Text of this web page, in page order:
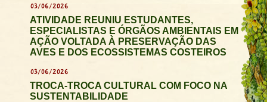
03/06/2026
ATIVIDADE REUNIU ESTUDANTES,
ESPECIALISTAS E ÓRGÃOS AMBIENTAIS EM
AÇÃO VOLTADA À PRESERVAÇÃO DAS
AVES E DOS ECOSSISTEMAS COSTEIROS
03/06/2026
TROCA-TROCA CULTURAL COM FOCO NA
SUSTENTABILIDADE